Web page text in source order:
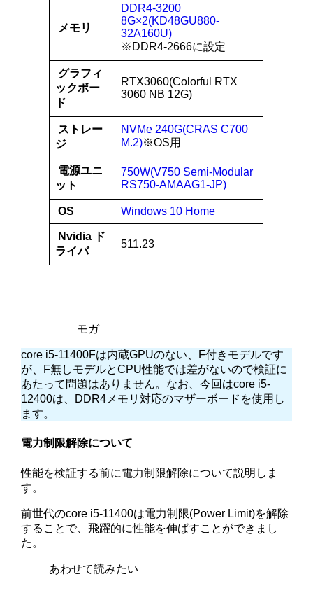
メモリ
DDR4-3200
8G×2(KD48GU880-
32A160U)
※DDR4-2666に設定
グラフィ
ックボー
ド
RTX3060(Colorful RTX
3060 NB 12G)
ストレー
ジ
NVMe 240G(CRAS C700
M.2)※OS用
電源ユニ
ット
750W(V750 Semi-Modular
RS750-AMAAG1-JP)
OS Windows 10 Home
Nvidia ド
ライバ
511.23
モガ
core i5-11400Fは内蔵GPUのない、F付きモデルです
が、F無しモデルとCPU性能では差がないので検証に
あたって問題はありません。なお、今回はcore i5-
12400は、DDR4メモリ対応のマザーボードを使用し
ます。
電力制限解除について
性能を検証する前に電力制限解除について説明しま
す。
前世代のcore i5-11400は電力制限(Power Limit)を解除
することで、飛躍的に性能を伸ばすことができまし
た。
あわせて読みたい